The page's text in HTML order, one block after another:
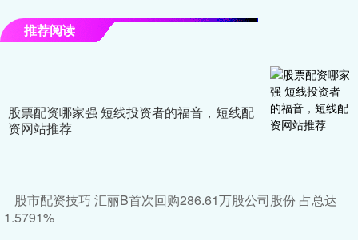
推荐阅读
股票配资哪家强 短线投资者的福音，短线配
资网站推荐
股市配资技巧 汇丽B首次回购286.61万股公司股份 占总达
1.5791%